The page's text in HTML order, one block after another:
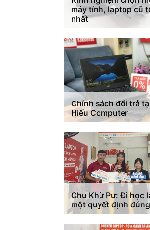
máy tính, laptop cũ
nhất
Chính sách đổi trả tại
Hiếu Computer
Chu Khừ Pư: Đi học
một quyết định